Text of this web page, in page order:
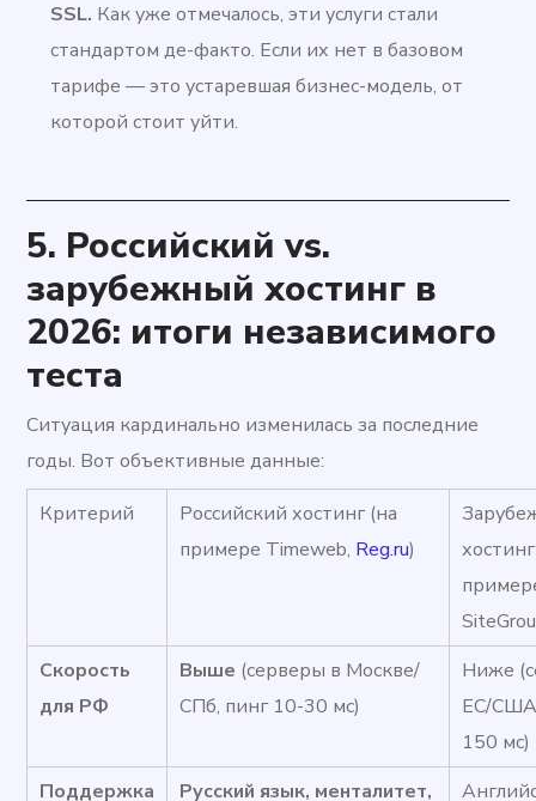
SSL. Как уже отмечалось, эти услуги стали
стандартом де-факто. Если их нет в базовом
тарифе — это устаревшая бизнес-модель, от
которой стоит уйти.
5. Российский vs.
зарубежный хостинг в
2026: итоги независимого
теста
Ситуация кардинально изменилась за последние
годы. Вот объективные данные:
Критерий
Российский хостинг (на
примере Timeweb, Reg.ru)
Скорость
для РФ
Выше (серверы в Москве/
СПб, пинг 10-30 мс)
Ниже
ЕС/
150 мс)
Поддержка
Русский язык, менталитет,